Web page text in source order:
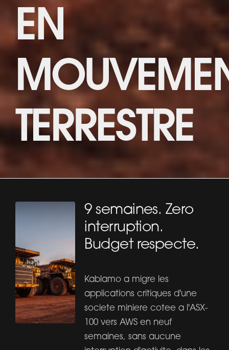
EN
TERRESTRE
9 semaines. Zero
interruption.
Budget respecte.
Kablamo a migre les
applications critiques d'une
societe miniere cotee a l'ASX-
100 vers AWS en neuf
semaines, sans aucune